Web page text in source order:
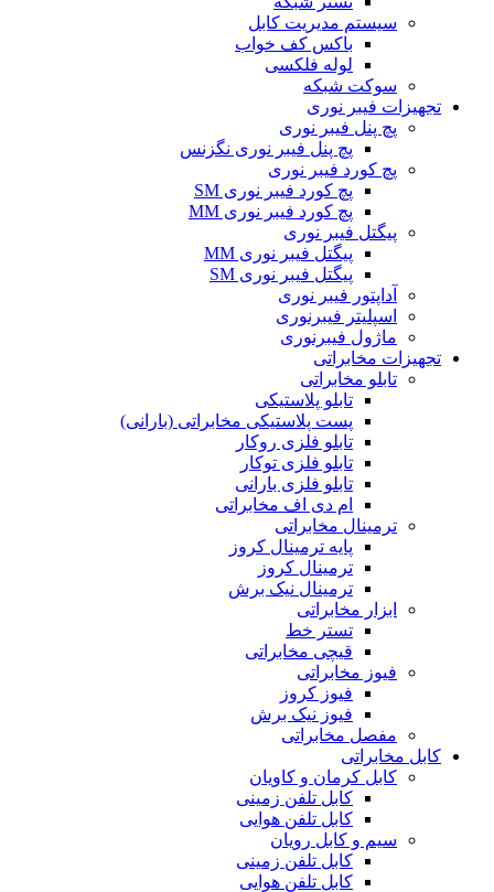
سیستم مدیریت کابل
باکس کف خواب
لوله فلکسی
سوکت شبکه
تجهیزات فیبر نوری
پچ پنل فیبر نوری
پچ پنل فیبر نوری نگزنس
پچ کورد فیبر نوری
پچ کورد فیبر نوری SM
پچ کورد فیبر نوری MM
پیگتل فیبر نوری
پیگتل فیبر نوری MM
پیگتل فیبر نوری SM
آداپتور فیبر نوری
اسپلیتر فیبرنوری
ماژول فیبرنوری
تجهیزات مخابراتی
تابلو مخابراتی
تابلو پلاستیکی
پست پلاستیکی مخابراتی (بارانی)
تابلو فلزی روکار
تابلو فلزی توکار
تابلو فلزی بارانی
ام دی اف مخابراتی
ترمینال مخابراتی
پایه ترمینال کروز
ترمینال کروز
ترمینال نیک برش
ابزار مخابراتی
تستر خط
قیچی مخابراتی
فیوز مخابراتی
فیوز کروز
فیوز نیک برش
مفصل مخابراتی
کابل مخابراتی
کابل کرمان و کاویان
کابل تلفن زمینی
کابل تلفن هوایی
سیم و کابل رویان
کابل تلفن زمینی
کابل تلفن هوایی